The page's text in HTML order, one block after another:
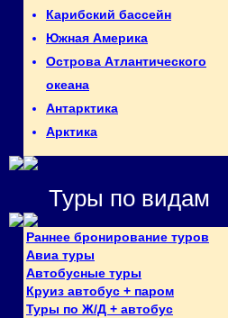
Карибский бассейн
Южная Америка
Острова Атлантического
океана
Антарктика
Арктика
Туры по видам
Раннее бронирование туров
Авиа туры
Автобусные туры
Круиз автобус + паром
Туры по Ж/Д + автобус